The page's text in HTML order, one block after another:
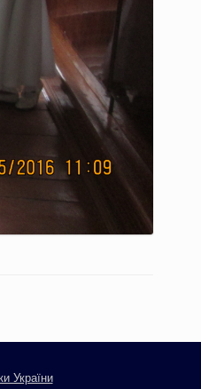
України